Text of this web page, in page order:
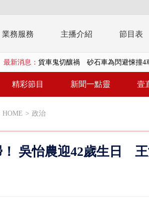
業務服務 主播介紹 節目表
最新消息： 貨車鬼切釀禍 砂石車為閃避悚撞4
白海豚逼近...北市「颱風整備假」？
精彩節目 新聞一點靈 壹
HOME > 政治
！ 吳怡農迎42歲生日